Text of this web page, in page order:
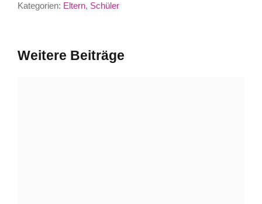
Kategorien: Eltern, Schüler
Weitere Beiträge